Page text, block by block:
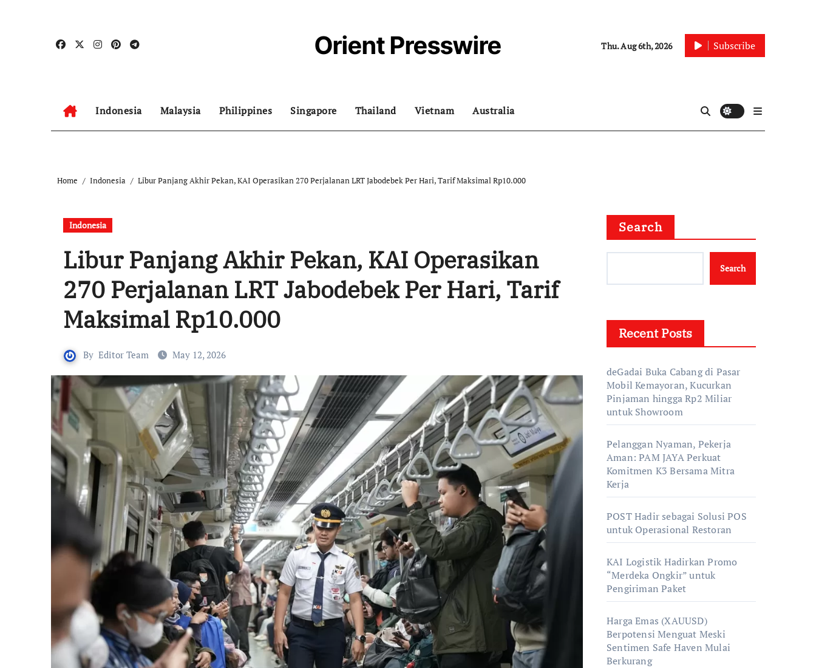
Orient Presswire Thu. Aug 6th, 2026 Subscribe
Indonesia Malaysia Philippines Singapore Thailand Vietnam Australia
Home Indonesia Libur Panjang Akhir Pekan, KAI Operasikan 270 Perjalanan LRT Jabodebek Per Hari, Tarif Maksimal Rp10.000
Indonesia
Libur Panjang Akhir Pekan, KAI Operasikan
270 Perjalanan LRT Jabodebek Per Hari, Tarif
Maksimal Rp10.000
By Editor Team May 12, 2026
Search
Search
Recent Posts
deGadai Buka Cabang di Pasar
Mobil Kemayoran, Kucurkan
Pinjaman hingga Rp2 Miliar
untuk Showroom
Pelanggan Nyaman, Pekerja
Aman: PAM JAYA Perkuat
Komitmen K3 Bersama Mitra
Kerja
POST Hadir sebagai Solusi POS
untuk Operasional Restoran
KAI Logistik Hadirkan Promo
“Merdeka Ongkir” untuk
Pengiriman Paket
Harga Emas (XAUUSD)
Berpotensi Menguat Meski
Sentimen Safe Haven Mulai
Berkurang